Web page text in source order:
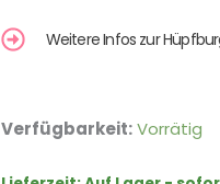
Weitere Infos zur
Verfügbarkeit:Vorrätig
Hüpfburg